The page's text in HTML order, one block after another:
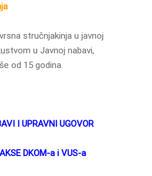
vrsna stručnjakinja u javnoj
u Javnoj nabavi,
od 15 godina.
I UPRAVNI UGOVOR
DKOM-a i VUS-a